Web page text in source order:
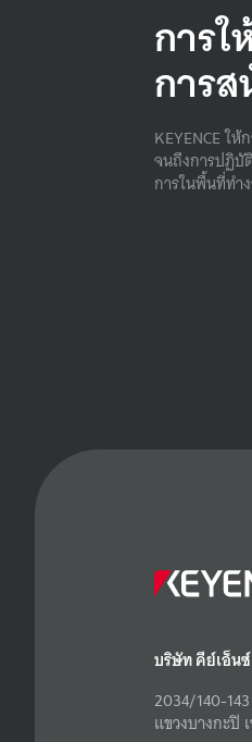
การใ
การ
KEYENCE ใ
จนถึงการปฏิบั
การในพื้นที่ทํา
บริษัท คีย์เอ็น
2034/140-
แขวงบางกะปิ